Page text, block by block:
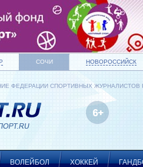
СОЧИ НОВОРОССИЙСК
ФЕДЕРАЦИИ СПОРТИВНЫХ ЖУРНАЛИСТОВ
ВОЛЕЙБОЛ ХОККЕЙ